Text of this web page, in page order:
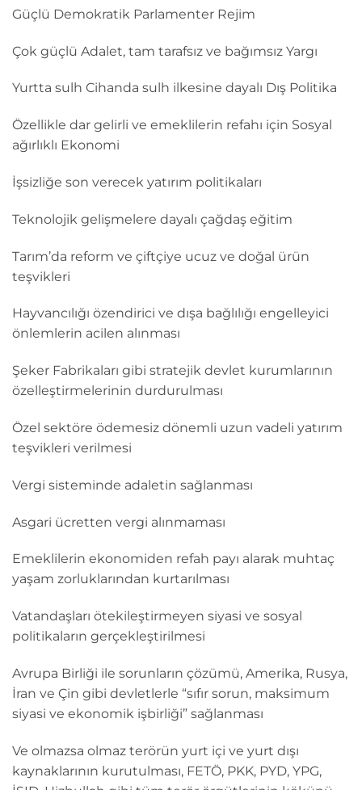
Güçlü Demokratik Parlamenter Rejim
Çok güçlü Adalet, tam tarafsız ve bağımsız Yargı
Yurtta sulh Cihanda sulh ilkesine dayalı Dış Politika
Özellikle dar gelirli ve emeklilerin refahı için Sosyal
ağırlıklı Ekonomi
İşsizliğe son verecek yatırım politikaları
Teknolojik gelişmelere dayalı çağdaş eğitim
Tarım’da reform ve çiftçiye ucuz ve doğal ürün
teşvikleri
Hayvancılığı özendirici ve dışa bağlılığı engelleyici
önlemlerin acilen alınması
Şeker Fabrikaları gibi stratejik devlet kurumlarının
özelleştirmelerinin durdurulması
Özel sektöre ödemesiz dönemli uzun vadeli yatırım
teşvikleri verilmesi
Vergi sisteminde adaletin sağlanması
Asgari ücretten vergi alınmaması
Emeklilerin ekonomiden refah payı alarak muhtaç
yaşam zorluklarından kurtarılması
Vatandaşları ötekileştirmeyen siyasi ve sosyal
politikaların gerçekleştirilmesi
Avrupa Birliği ile sorunların çözümü, Amerika, Rusya,
İran ve Çin gibi devletlerle “sıfır sorun, maksimum
siyasi ve ekonomik işbirliği” sağlanması
Ve olmazsa olmaz terörün yurt içi ve yurt dışı
kaynaklarının kurutulması, FETÖ, PKK, PYD, YPG,